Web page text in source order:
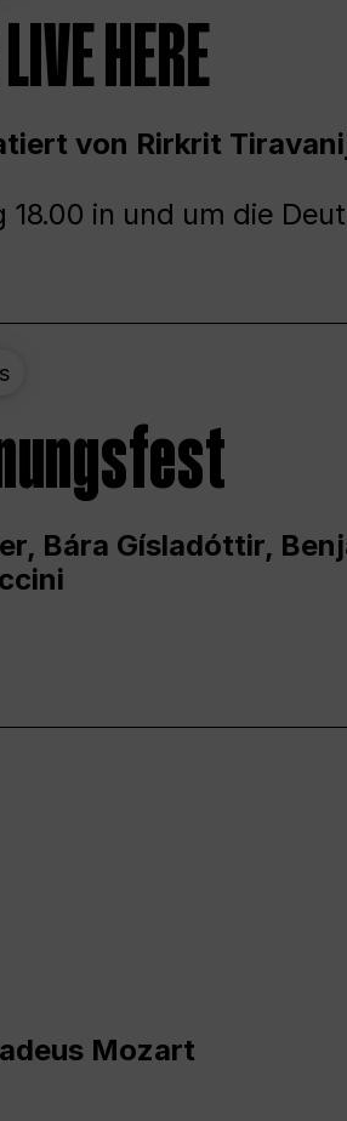
HERE
von Rirkrit
in und um die
Bára Gísladóttir,
Mozart